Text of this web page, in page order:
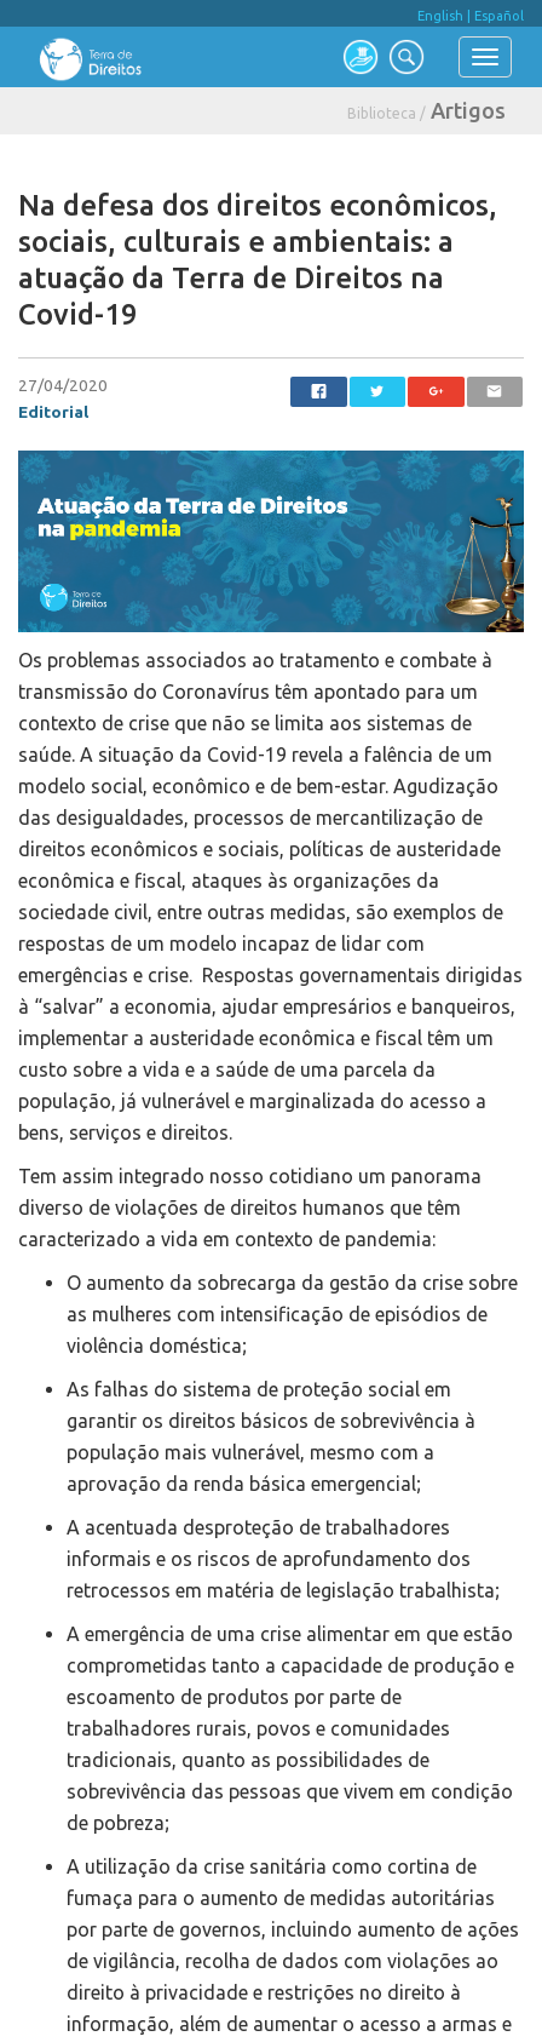
English Español
Biblioteca / Artigos
Na defesa dos direitos econômicos,
sociais, culturais e ambientais: a
atuação da Terra de Direitos na
Covid-19
27/04/2020
Editorial
Os problemas associados ao tratamento e combate à
transmissão do Coronavírus têm apontado para um
contexto de crise que não se limita aos sistemas de
saúde. A situação da Covid-19 revela a falência de um
modelo social, econômico e de bem-estar. Agudização
das desigualdades, processos de mercantilização de
direitos econômicos e sociais, políticas de austeridade
econômica e fiscal, ataques às organizações da
sociedade civil, entre outras medidas, são exemplos de
respostas de um modelo incapaz de lidar com
emergências e crise. Respostas governamentais dirigidas
à “salvar” a economia, ajudar empresários e banqueiros,
implementar a austeridade econômica e fiscal têm um
custo sobre a vida e a saúde de uma parcela da
população, já vulnerável e marginalizada do acesso a
bens, serviços e direitos.
Tem assim integrado nosso cotidiano um panorama
diverso de violações de direitos humanos que têm
caracterizado a vida em contexto de pandemia:
O aumento da sobrecarga da gestão da crise sobre
as mulheres com intensificação de episódios de
violência doméstica;
As falhas do sistema de proteção social em
garantir os direitos básicos de sobrevivência à
população mais vulnerável, mesmo com a
aprovação da renda básica emergencial;
A acentuada desproteção de trabalhadores
informais e os riscos de aprofundamento dos
retrocessos em matéria de legislação trabalhista;
A emergência de uma crise alimentar em que estão
comprometidas tanto a capacidade de produção e
escoamento de produtos por parte de
trabalhadores rurais, povos e comunidades
tradicionais, quanto as possibilidades de
sobrevivência das pessoas que vivem em condição
de pobreza;
A utilização da crise sanitária como cortina de
fumaça para o aumento de medidas autoritárias
por parte de governos, incluindo aumento de ações
de vigilância, recolha de dados com violações ao
direito à privacidade e restrições no direito à
informação, além de aumentar o acesso a armas e